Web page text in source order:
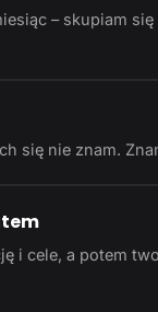
– skupiam
się nie znam.
i cele, a potem